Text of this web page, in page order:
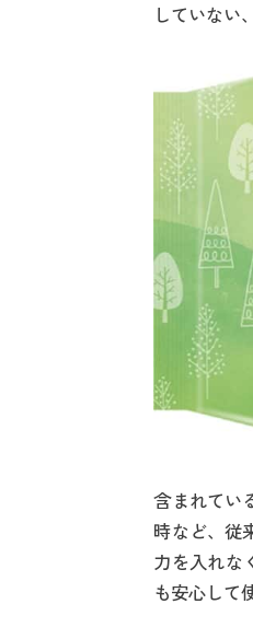
していない
含まれてい
時など、従
力を入れな
も安心して